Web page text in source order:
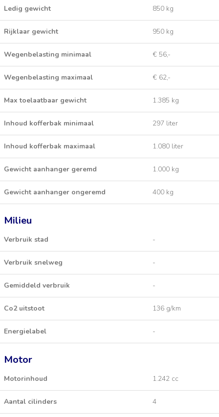
Ledig gewicht 850 kg
Rijklaar gewicht 950 kg
Wegenbelasting minimaal € 56,-
Wegenbelasting maximaal € 62,-
Max toelaatbaar gewicht 1.385 kg
Inhoud kofferbak minimaal 297 liter
Inhoud kofferbak maximaal 1.080 liter
Gewicht aanhanger geremd 1.000 kg
Gewicht aanhanger ongeremd 400 kg
Milieu
Verbruik stad -
Verbruik snelweg -
Gemiddeld verbruik -
Co2 uitstoot 136 g/km
Energielabel -
Motor
Motorinhoud 1.242 cc
Aantal cilinders 4